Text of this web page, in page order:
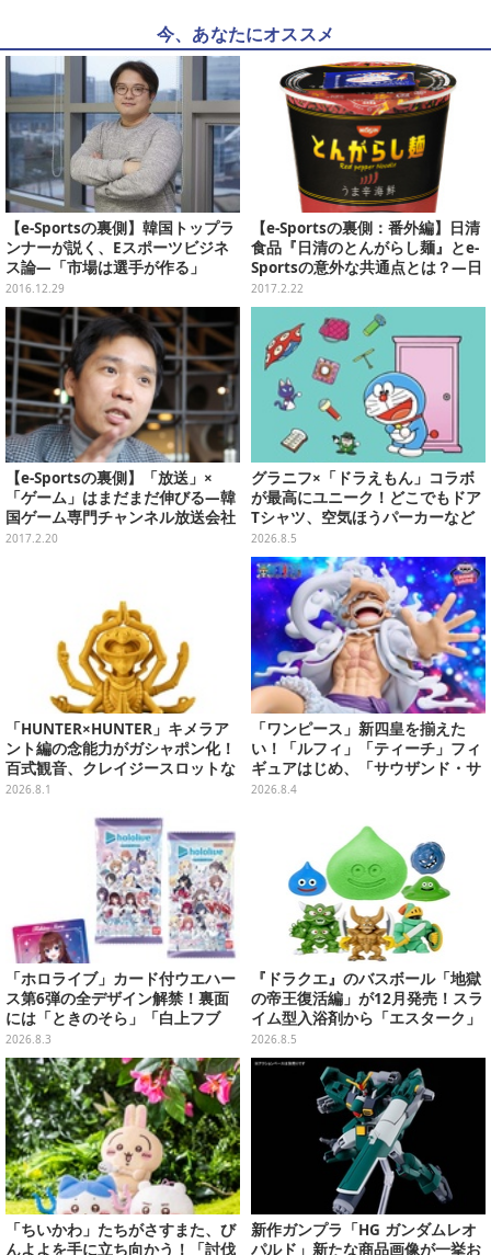
今、あなたにオススメ
【e-Sportsの裏側】韓国トップラ
ンナーが説く、Eスポーツビジネ
ス論―「市場は選手が作る」
2016.12.29
【e-Sportsの裏側：番外編】日清
食品『日清のとんがらし麺』とe-
Sportsの意外な共通点とは？―日
清食品株式会社マーケティング担
当者インタビュー
2017.2.22
【e-Sportsの裏側】「放送」×
「ゲーム」はまだまだ伸びる―韓
国ゲーム専門チャンネル放送会社
のCEOが語る日本e-Sports市場の
2017.2.20
グラニフ×「ドラえもん」コラボ
が最高にユニーク！どこでもドア
Tシャツ、空気ほうパーカーなど
豊富なデザイン
2026.8.5
「HUNTER×HUNTER」キメラア
ント編の念能力がガシャポン化！
百式観音、クレイジースロットな
ど5種類を台座付きでリッチに表
2026.8.1
「ワンピース」新四皇を揃えた
い！「ルフィ」「ティーチ」フィ
ギュアはじめ、「サウザンド・サ
ニー号リモコンカー」など4商品
2026.8.4
「ホロライブ」カード付ウエハー
ス第6弾の全デザイン解禁！裏面
には「ときのそら」「白上フブ
キ」ら30名の手書きメッセージ入
り
2026.8.3
『ドラクエ』のバスボール「地獄
の帝王復活編」が12月発売！スラ
イム型入浴剤から「エスターク」
「デスピサロ」ら6体が飛び出す
2026.8.5
「ちいかわ」たちがさすまた、び
んよよを手に立ち向かう！「討伐
新作ガンプラ「HG ガンダムレオ
パルド」新たな商品画像が一挙お